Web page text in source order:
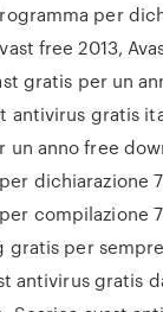
per
free 2013,
gratis per un
antivirus gratis
un anno free
dichiarazione
compilazione
gratis per
antivirus gratis